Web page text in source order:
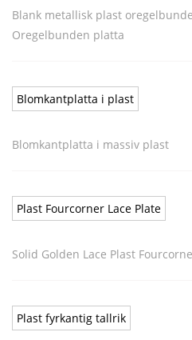
Blank metallisk plast
Oregelbunden platta
Blomkantplatta i plast
Blomkantplatta i massiv plast
Plast Fourcorner Lace Plate
Solid Golden Lace Plast
Plast fyrkantig tallrik